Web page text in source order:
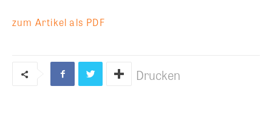
zum Artikel als PDF
Drucken